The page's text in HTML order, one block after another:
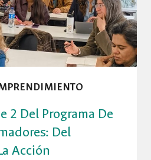
2 Del Programa De
Del
Acción